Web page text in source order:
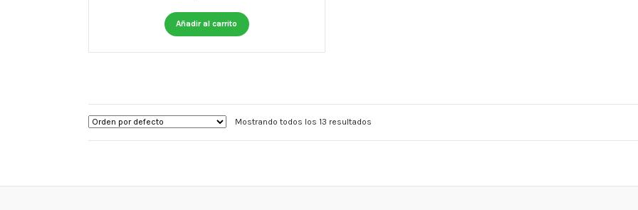
Añadir al carrito
Mostrando todos los 13 resultados